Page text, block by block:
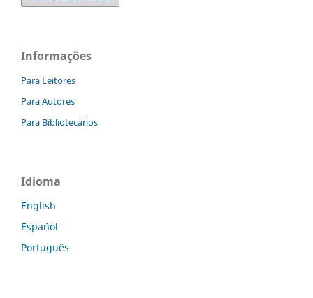
Informações
Para Leitores
Para Autores
Para Bibliotecários
Idioma
English
Español
Português